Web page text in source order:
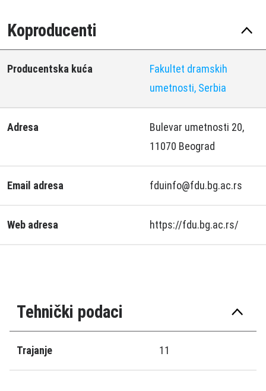
Koproducenti
Producentska kuća
Fakultet dramskih
umetnosti, Serbia
Adresa
Bulevar umetnosti 20,
11070 Beograd
Email adresa fduinfo@fdu.bg.ac.rs
Web adresa https://fdu.bg.ac.rs/
Tehnički podaci
Trajanje 11